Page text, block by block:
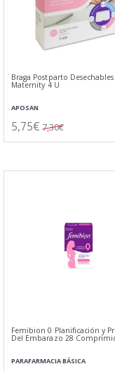
Braga Postparto
Maternity 4 U
APOSAN
5,75€ 7,30€
Femibion 0 Planificación y
Del Embarazo 28
PARAFARMACIA BÁSICA